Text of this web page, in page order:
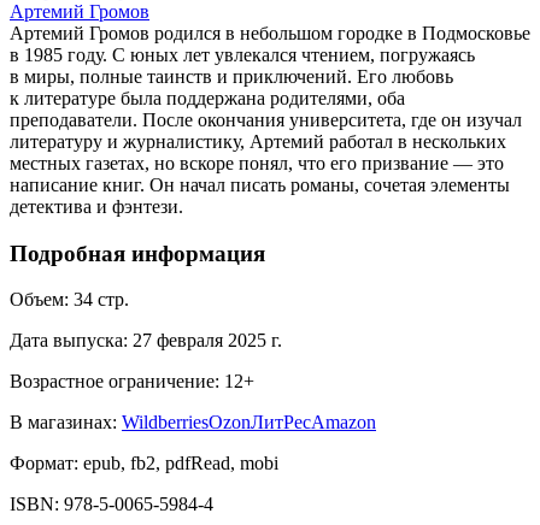
Артемий Громов
Артемий Громов родился в небольшом городке в Подмосковье
в 1985 году. С юных лет увлекался чтением, погружаясь
в миры, полные таинств и приключений. Его любовь
к литературе была поддержана родителями, оба
преподаватели. После окончания университета, где он изучал
литературу и журналистику, Артемий работал в нескольких
местных газетах, но вскоре понял, что его призвание — это
написание книг. Он начал писать романы, сочетая элементы
детектива и фэнтези.
Подробная информация
Объем: 34 стр.
Дата выпуска: 27 февраля 2025 г.
Возрастное ограничение: 12+
В магазинах: WildberriesOzonЛитРесAmazon
Формат: epub, fb2, pdfRead, mobi
ISBN: 978-5-0065-5984-4